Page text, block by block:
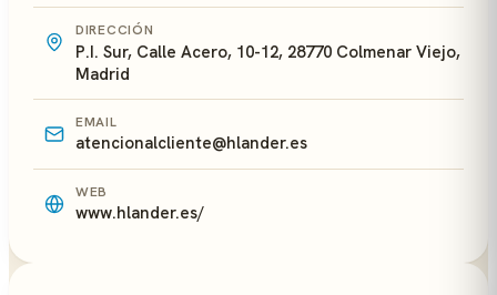
DIRECCIÓN
P.I. Sur, Calle Acero, 10-12, 28770 Colmenar Viejo,
Madrid
EMAIL
atencionalcliente@hlander.es
WEB
www.hlander.es/